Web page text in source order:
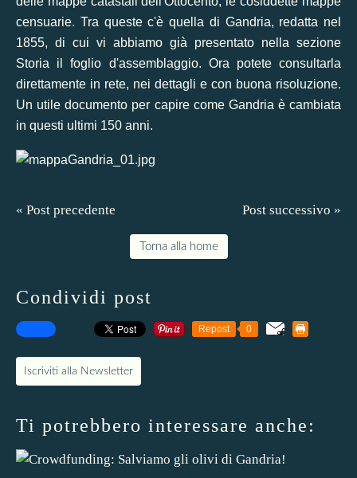
censuarie. Tra queste c'è quella di Gandria, redatta nel
1855, di cui vi abbiamo già presentato nella sezione
Storia il foglio d'assemblaggio. Ora potete consultarla
direttamente in rete, nei dettagli e con buona risoluzione.
Un utile documento per capire come Gandria è cambiata
in questi ultimi 150 anni.
« Post precedente Post successivo »
Torna alla home
Condividi post
Repost 0
Iscriviti alla Newsletter
Ti potrebbero interessare anche: